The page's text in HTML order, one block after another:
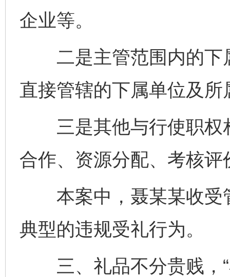
企业等。
二是主管范围内的下
直接管辖的下属单位及所
三是其他与行使职权
合作、资源分配、考核
本案中，聂某某收受
典型的违规受礼行为。
三、礼品不分贵贱，“